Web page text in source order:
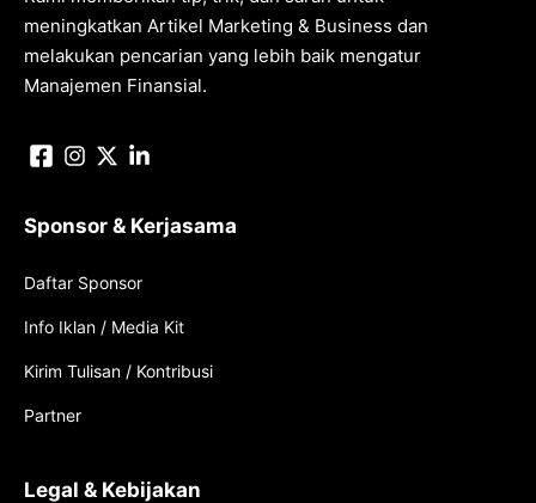
meningkatkan Artikel Marketing & Business dan
melakukan pencarian yang lebih baik mengatur
Manajemen Finansial.
Sponsor & Kerjasama
Daftar Sponsor
Info Iklan / Media Kit
Kirim Tulisan / Kontribusi
Partner
Legal & Kebijakan